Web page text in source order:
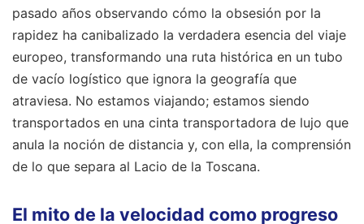
pasado años observando cómo la obsesión por la
rapidez ha canibalizado la verdadera esencia del viaje
europeo, transformando una ruta histórica en un tubo
de vacío logístico que ignora la geografía que
atraviesa. No estamos viajando; estamos siendo
transportados en una cinta transportadora de lujo que
anula la noción de distancia y, con ella, la comprensión
de lo que separa al Lacio de la Toscana.
El mito de la velocidad como progreso